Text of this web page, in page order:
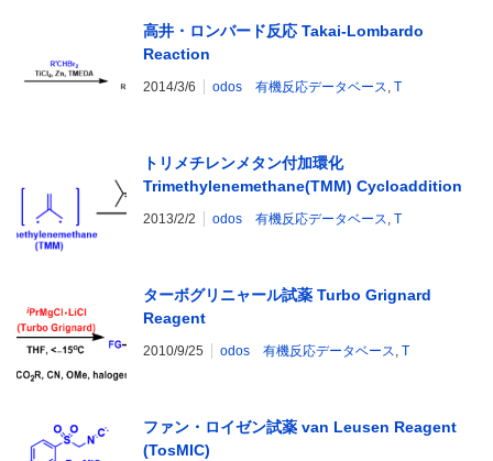
高井・ロンバード反応 Takai-Lombardo
Reaction
2014/3/6 odos 有機反応データベース, T
トリメチレンメタン付加環化
Trimethylenemethane(TMM) Cycloaddition
2013/2/2 odos 有機反応データベース, T
ターボグリニャール試薬 Turbo Grignard
Reagent
2010/9/25 odos 有機反応データベース, T
ファン・ロイゼン試薬 van Leusen Reagent
(TosMIC)